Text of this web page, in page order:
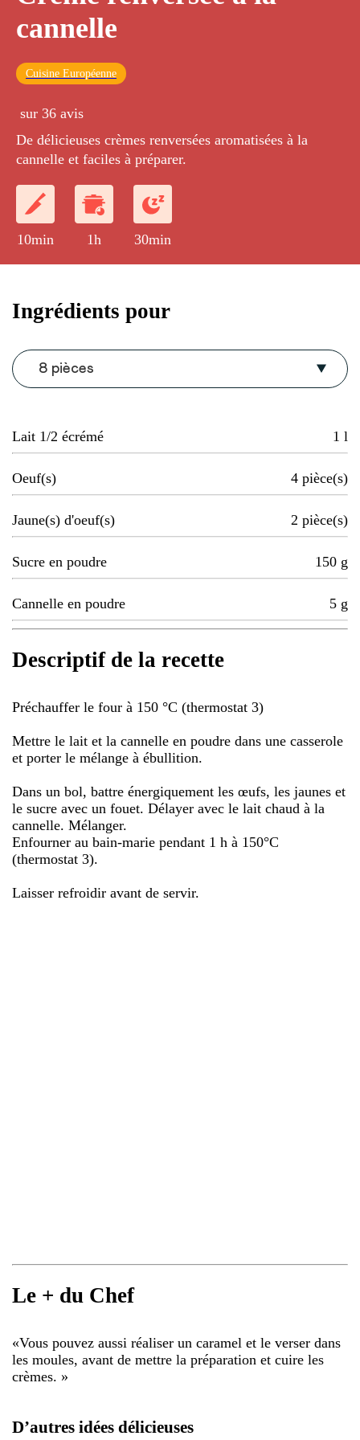
cannelle
Cuisine Européenne
sur 36 avis
De délicieuses crèmes renversées aromatisées à la
cannelle et faciles à préparer.
10min 1h 30min
Ingrédients pour
8 pièces
Lait 1/2 écrémé 1 l
Oeuf(s) 4 pièce(s)
Jaune(s) d'oeuf(s) 2 pièce(s)
Sucre en poudre 150 g
Cannelle en poudre 5 g
Descriptif de la recette
Préchauffer le four à 150 °C (thermostat 3)
Mettre le lait et la cannelle en poudre dans une casserole
et porter le mélange à ébullition.
Dans un bol, battre énergiquement les œufs, les jaunes et
le sucre avec un fouet. Délayer avec le lait chaud à la
cannelle. Mélanger.
Enfourner au bain-marie pendant 1 h à 150°C
(thermostat 3).
Laisser refroidir avant de servir.
Le + du Chef
«Vous pouvez aussi réaliser un caramel et le verser dans
les moules, avant de mettre la préparation et cuire les
crèmes. »
D’autres idées délicieuses